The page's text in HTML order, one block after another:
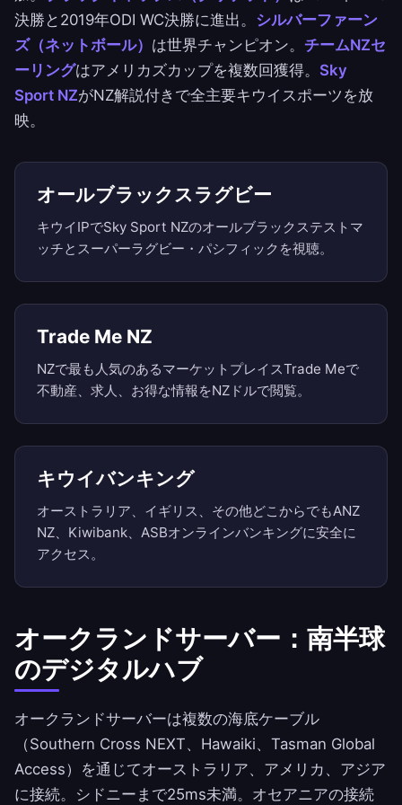
決勝と2019年ODI WC決勝に進出。 シルバーファーン
ズ（ネットボール） は世界チャンピオン。 チームNZセ
ーリングはアメリカズカップを複数回獲得。 Sky
Sport NZがNZ解説付きで全主要キウイスポーツを放
映。
オールブラックスラグビー
キウイIPでSky Sport NZのオールブラックステストマ
ッチとスーパーラグビー・パシフィックを視聴。
Trade Me NZ
NZで最も人気のあるマーケットプレイスTrade Meで
不動産、求人、お得な情報をNZドルで閲覧。
キウイバンキング
オーストラリア、イギリス、その他どこからでもANZ
NZ、Kiwibank、ASBオンラインバンキングに安全に
アクセス。
オークランドサーバー：南半球
のデジタルハブ
オークランドサーバーは複数の海底ケーブル
（Southern Cross NEXT、Hawaiki、Tasman Global
Access）を通じてオーストラリア、アメリカ、アジア
に接続。シドニーまで25ms未満。オセアニアの接続